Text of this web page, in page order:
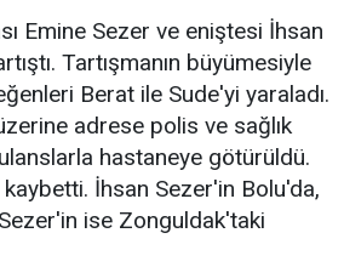
Emine Sezer ve eniştesi İhsan
Tartışmanın büyümesiyle
Berat ile Sude'yi yaraladı.
adrese polis ve sağlık
hastaneye götürüldü.
kaybetti. İhsan Sezer'in Bolu'da,
ise Zonguldak'taki